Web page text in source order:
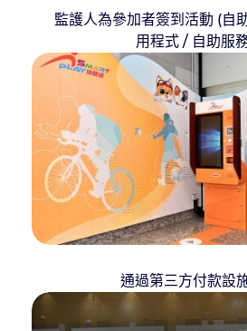
監護人為參加者簽到活動 (自
用程式 / 自助服
通過第三方付款設